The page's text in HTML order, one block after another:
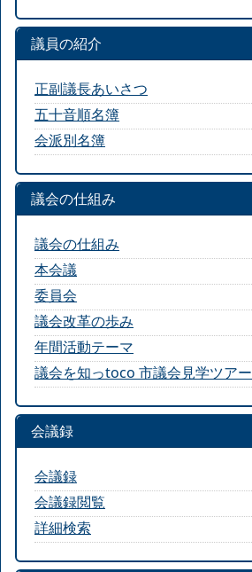
議員の紹介
正副議長あいさつ
五十音順名簿
会派別名簿
議会の仕組み
議会の仕組み
本会議
委員会
議会改革の歩み
年間活動テーマ
議会を知っtoco 市議会見学ツアー
会議録
会議録
会議録閲覧
詳細検索